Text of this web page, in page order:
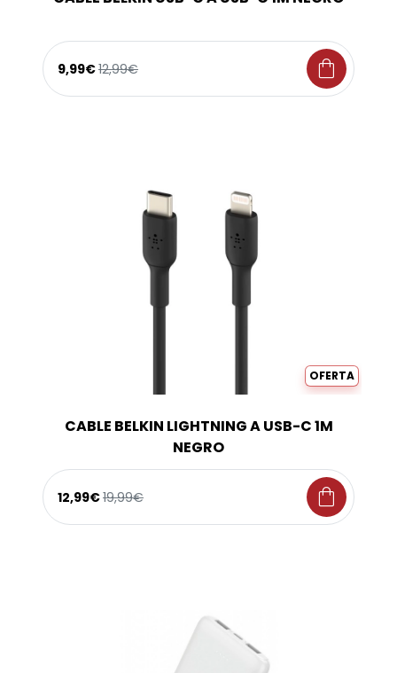
9,99€12,99€ shopping_bag
OFERTA
CABLE BELKIN LIGHTNING A USB-C 1M
NEGRO
12,99€19,99€ shopping_bag